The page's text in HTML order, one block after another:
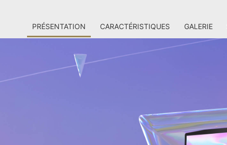
PRÉSENTATION CARACTÉRISTIQUES GALERIE